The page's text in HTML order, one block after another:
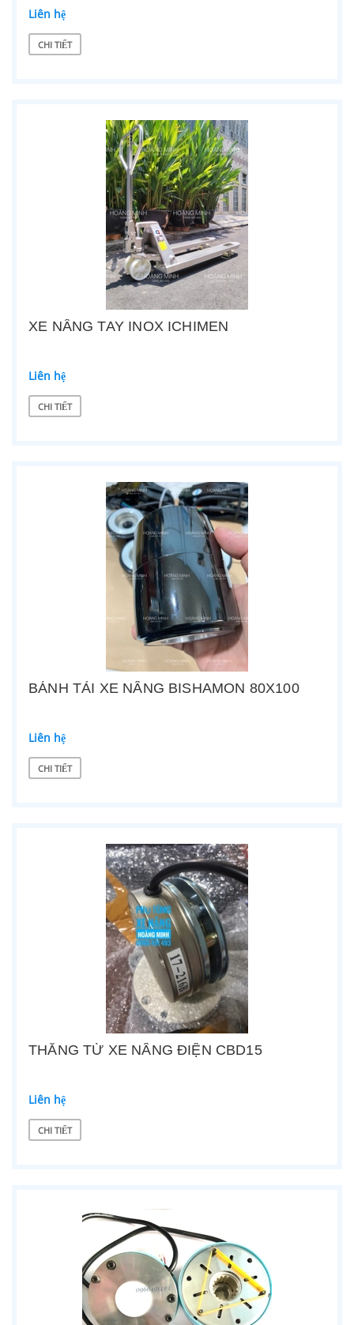
Liên hệ
CHI TIẾT
XE NÂNG TAY INOX ICHIMEN
Liên hệ
CHI TIẾT
BÁNH TẢI XE NÂNG BISHAMON 80X100
Liên hệ
CHI TIẾT
THẮNG TỪ XE NÂNG ĐIỆN CBD15
Liên hệ
CHI TIẾT